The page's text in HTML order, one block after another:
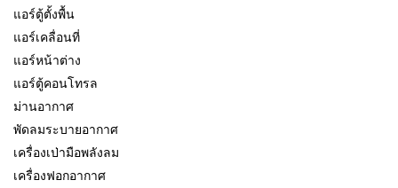
แอร์ตู้ตั้งพื้น
แอร์เคลื่อนที่
แอร์หน้าต่าง
แอร์ตู้คอนโทรล
ม่านอากาศ
พัดลมระบายอากาศ
เครื่องเป่ามือพลังลม
เครื่องฟอกอากาศ